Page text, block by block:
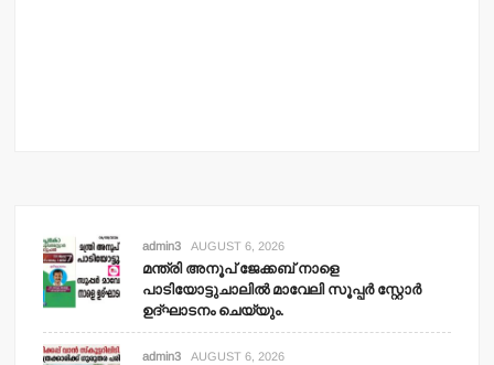
admin3 AUGUST 6, 2026
മന്ത്രി അനൂപ് ജേക്കബ് നാളെ
പാടിയോട്ടുചാലില്‍ മാവേലി സൂപ്പര്‍ സ്റ്റോര്‍
ഉദ്ഘാടനം ചെയ്യും.
admin3 AUGUST 6, 2026